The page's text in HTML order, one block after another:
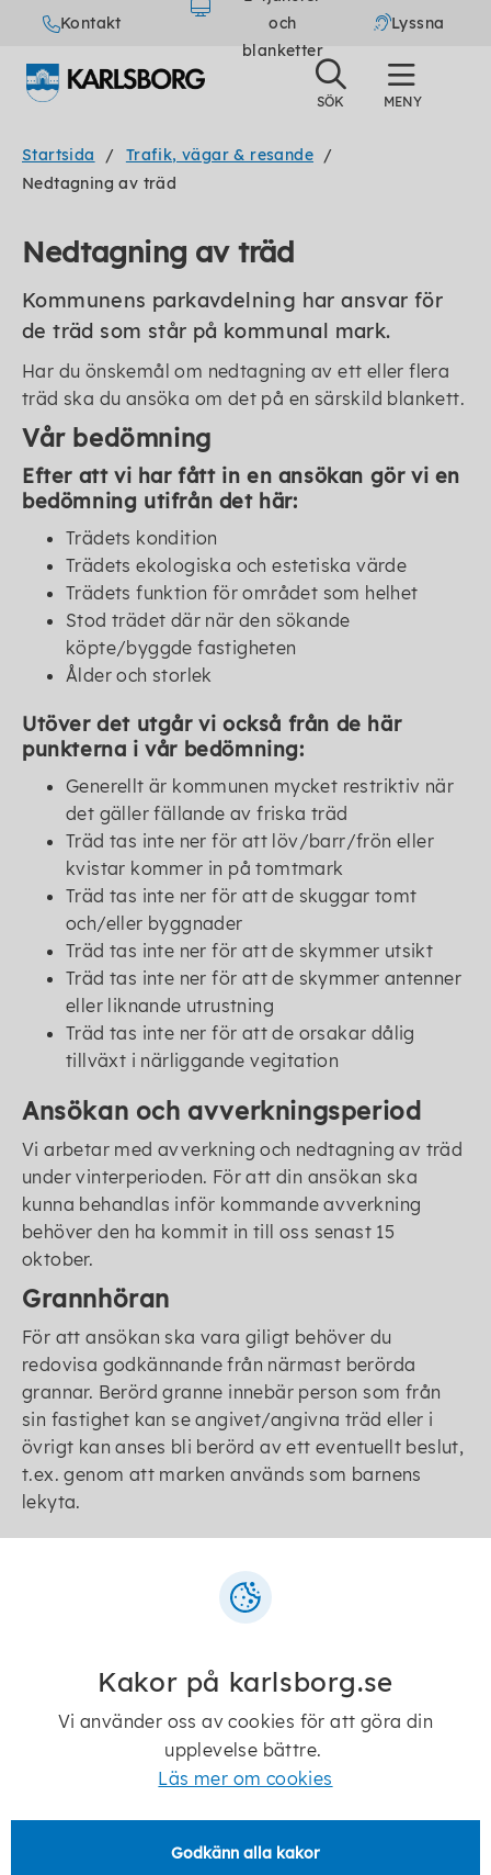
Kontakt
och
blanketter
Lyssna
Startsida
Trafik, vägar & resande
Nedtagning av träd
Nedtagning av träd
Kommunens parkavdelning har ansvar för
de träd som står på kommunal mark.
Har du önskemål om nedtagning av ett eller flera
träd ska du ansöka om det på en särskild blankett.
Vår bedömning
Efter att vi har fått in en ansökan gör vi en
bedömning utifrån det här:
Trädets kondition
Trädets ekologiska och estetiska värde
Trädets funktion för området som helhet
Stod trädet där när den sökande
köpte/byggde fastigheten
Ålder och storlek
Utöver det utgår vi också från de här
punkterna i vår bedömning:
Generellt är kommunen mycket restriktiv när
det gäller fällande av friska träd
Träd tas inte ner för att löv/barr/frön eller
kvistar kommer in på tomtmark
Träd tas inte ner för att de skuggar tomt
och/eller byggnader
Träd tas inte ner för att de skymmer utsikt
Träd tas inte ner för att de skymmer antenner
eller liknande utrustning
Träd tas inte ner för att de orsakar dålig
tillväxt i närliggande vegitation
Ansökan och avverkningsperiod
Vi arbetar med avverkning och nedtagning av träd
under vinterperioden. För att din ansökan ska
kunna behandlas inför kommande avverkning
behöver den ha kommit in till oss senast 15
oktober.
Grannhöran
För att ansökan ska vara giligt behöver du
redovisa godkännande från närmast berörda
grannar. Berörd granne innebär person som från
sin fastighet kan se angivet/angivna träd eller i
övrigt kan anses bli berörd av ett eventuellt beslut,
t.ex. genom att marken används som barnens
lekyta.
Blankett för ansökan och
Arvid Lindner
Gatu- och parkchef
Kakor på karlsborg.se
Vi använder oss av cookies för att göra din
upplevelse bättre.
Läs mer om cookies
Godkänn alla kakor